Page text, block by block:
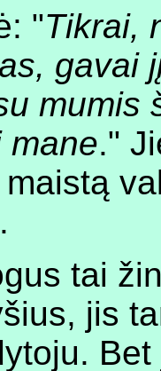
"Tikrai,
gavai
mumis
mane."
tai
jis